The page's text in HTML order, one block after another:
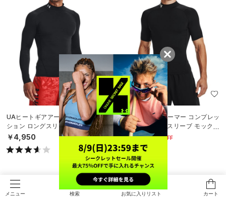
メニュー 検索 お気に入りリスト カート
UAヒートギアアーマー コンプレッ
ション ロングスリーブ モック シャ
ツ（トレーニング/MEN）
￥4,950
SALE
UAヒートギアアーマー コンプレッ
ション ショートスリーブ モックネ
ック シャツ（トレーニング/MEN）
￥3,08030%OFF
￥4,400